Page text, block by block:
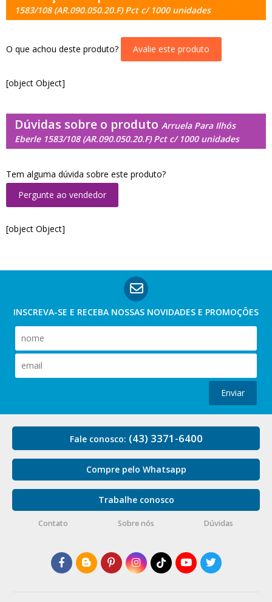
1583/108 (AR.090.050.20.F) Pct c/ 1000 unidades
O que achou deste produto? Avalie este produto
[object Object]
Dúvidas sobre o produto Arruela Para Ilhós
Eberle 1583/108 (AR.090.050.20.F) Pct c/ 1000 unidades
Tem alguma dúvida sobre este produto?
Pergunte ao vendedor
[object Object]
INSCREVA-SE E RECEBA NOSSAS NOVIDADES E PROMOÇÕES
Enviar
Fale conosco: (43) 3371-6400
Compre pelo Whatsapp
Trabalhe conosco
Contato Sobre nós Dúvidas